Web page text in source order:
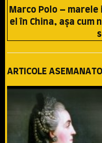
Marco Polo –
el în China, aşa cum
ARTICOLE